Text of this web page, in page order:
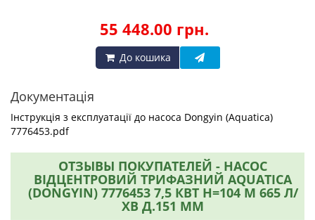
55 448.00 грн.
До кошика
Документація
Інструкція з експлуатації до насоса Dongyin (Aquatica)
7776453.pdf
ОТЗЫВЫ ПОКУПАТЕЛЕЙ - НАСОС
ВІДЦЕНТРОВИЙ ТРИФАЗНИЙ AQUATICA
(DONGYIN) 7776453 7,5 КВТ H=104 М 665 Л/
ХВ Д.151 ММ